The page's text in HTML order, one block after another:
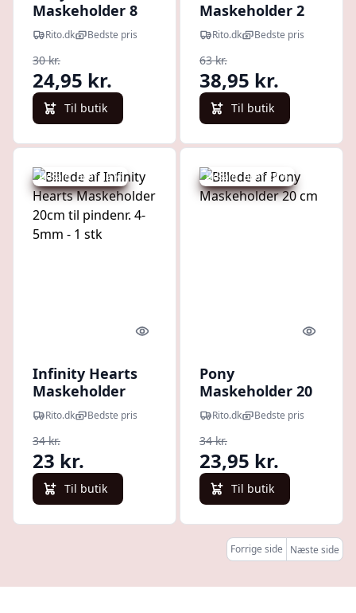
Maskeholder 8
cmRito.dk Bedste pris
30 kr.
24,95 kr.
Til butik
Maskeholder 2
stk. 13,30cm til
pindenr. 3,75-
8,00mm
Rito.dk Bedste pris
63 kr.
38,95 kr.
Til butik
Udsalg - spar 32 %
Quick look
Infinity Hearts
Maskeholder
20cm til pindenr.
4-5mm - 1 stk
Rito.dk Bedste pris
34 kr.
23 kr.
Til butik
Udsalg - spar 29 %
Quick
Pony
Maskeholder 20
cmRito.dk Bedste pris
34 kr.
23,95 kr.
Til butik
Forrige side Næste side